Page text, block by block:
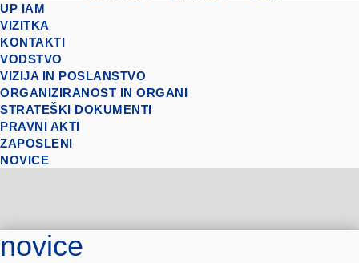
UP IAM
VIZITKA
KONTAKTI
VODSTVO
VIZIJA IN POSLANSTVO
ORGANIZIRANOST IN ORGANI
STRATEŠKI DOKUMENTI
PRAVNI AKTI
ZAPOSLENI
NOVICE
novice